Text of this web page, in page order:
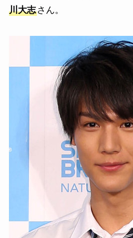
川大志さん。